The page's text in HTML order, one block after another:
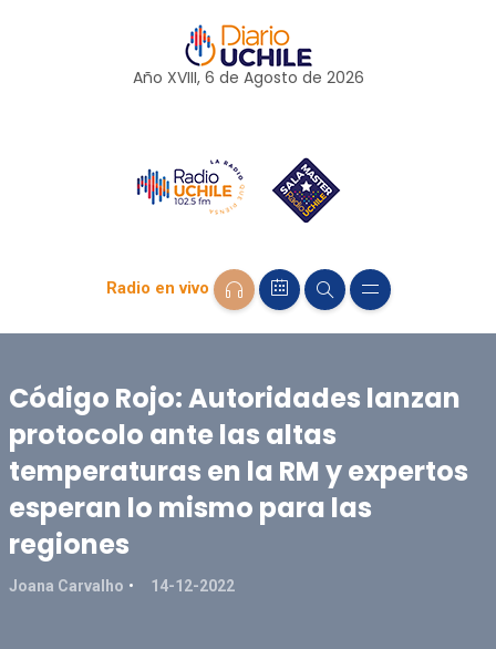
Año XVIII, 6 de Agosto de 2026
Radio en vivo
Código Rojo: Autoridades lanzan
protocolo ante las altas
temperaturas en la RM y expertos
esperan lo mismo para las
regiones
Joana Carvalho 14-12-2022